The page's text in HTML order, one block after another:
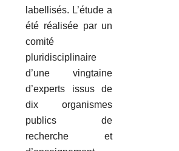
labellisés. L’étude a
été réalisée par un
comité
pluridisciplinaire
d’une vingtaine
d’experts issus de
dix organismes
publics de
recherche et